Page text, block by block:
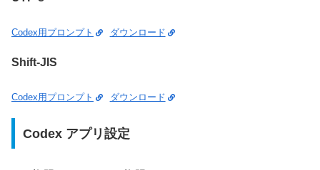
Codex用プロンプト ダウンロード
Shift-JIS
Codex用プロンプト ダウンロード
Codex アプリ設定